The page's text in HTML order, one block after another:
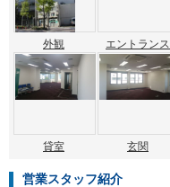
外観 エントランス
貸室 玄関
営業スタッフ紹介